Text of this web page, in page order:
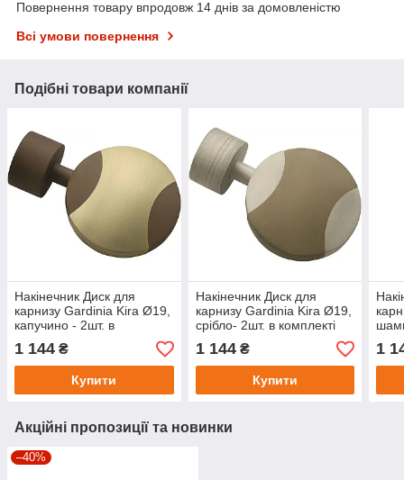
Повернення товару впродовж 14 днів за домовленістю
Всі умови повернення
Подібні товари компанії
Накінечник Диск для
карнизу Gardinia Kira Ø19,
капучино - 2шт. в
комплекті
1 144 ₴
Купити
Накінечник Диск для
карнизу Gardinia Kira Ø19,
срібло- 2шт. в комплекті
1 144₴
Купити
1
Акційні пропозиції та новинки
–40%